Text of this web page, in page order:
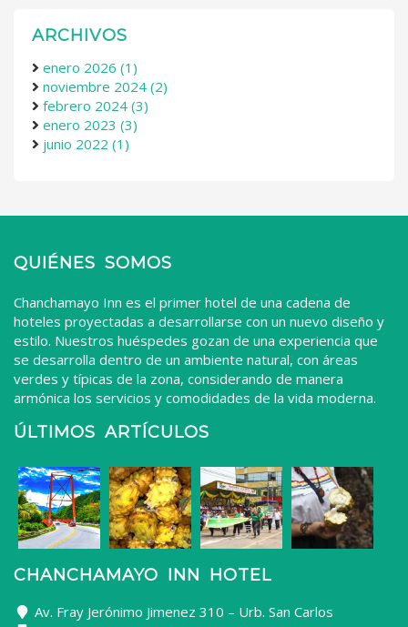
ARCHIVOS
enero 2026 (1)
noviembre 2024 (2)
febrero 2024 (3)
enero 2023 (3)
junio 2022 (1)
QUIÉNES SOMOS
Chanchamayo Inn es el primer hotel de una cadena de
hoteles proyectadas a desarrollarse con un nuevo diseño y
estilo. Nuestros huéspedes gozan de una experiencia que
se desarrolla dentro de un ambiente natural, con áreas
verdes y típicas de la zona, considerando de manera
armónica los servicios y comodidades de la vida moderna.
ÚLTIMOS ARTÍCULOS
CHANCHAMAYO INN HOTEL
Av. Fray Jerónimo Jimenez 310 – Urb. San Carlos